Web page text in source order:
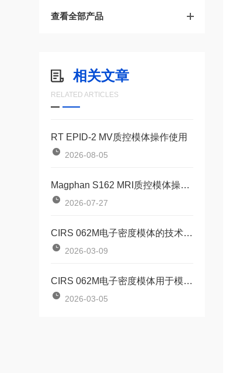
查看全部产品
相关文章
RELATED ARTICLES
RT EPID-2 MV质控模体操作使用
2026-08-05
Magphan S162 MRI质控模体操作使用
2026-07-27
CIRS 062M电子密度模体的技术特点解读
2026-03-09
CIRS 062M电子密度模体用于模拟人体组织的电子密度
2026-03-05